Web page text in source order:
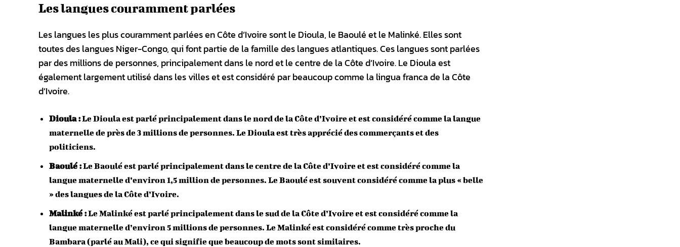
Les langues couramment parlées
Les langues les plus couramment parlées en Côte d’Ivoire sont le Dioula, le Baoulé et le Malinké. Elles sont
toutes des langues Niger-Congo, qui font partie de la famille des langues atlantiques. Ces langues sont parlées
par des millions de personnes, principalement dans le nord et le centre de la Côte d’Ivoire. Le Dioula est
également largement utilisé dans les villes et est considéré par beaucoup comme la lingua franca de la Côte
d’Ivoire.
Dioula :Le Dioula est parlé principalement dans le nord de la Côte d’Ivoire et est considéré comme la langue
maternelle de près de 3 millions de personnes. Le Dioula est très apprécié des commerçants et des
politiciens.
Baoulé :Le Baoulé est parlé principalement dans le centre de la Côte d’Ivoire et est considéré comme la
langue maternelle d’environ 1,5 million de personnes. Le Baoulé est souvent considéré comme la plus « belle
» des langues de la Côte d’Ivoire.
Malinké :Le Malinké est parlé principalement dans le sud de la Côte d’Ivoire et est considéré comme la
langue maternelle d’environ 5 millions de personnes. Le Malinké est considéré comme très proche du
Bambara (parlé au Mali), ce qui signifie que beaucoup de mots sont similaires.